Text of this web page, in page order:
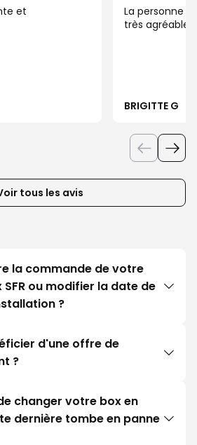
et
La personne
très agréable
BRIGITTE G
tous les avis
la commande de votre
ou modifier la date de
?
d'une offre de
?
changer votre box en
dernière tombe en panne